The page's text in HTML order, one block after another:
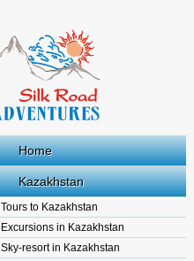
Home
Kazakhstan
Tours to Kazakhstan
Excursions in Kazakhstan
Sky-resort in Kazakhstan